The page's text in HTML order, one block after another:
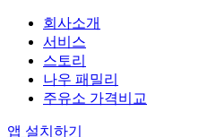
회사소개
서비스
스토리
나우 패밀리
주유소 가격비교
앱 설치하기